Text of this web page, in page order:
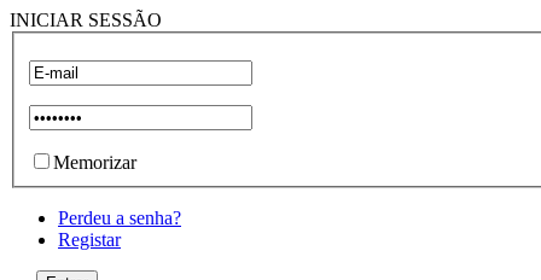
INICIAR SESSÃO
Memorizar
Perdeu a senha?
Registar